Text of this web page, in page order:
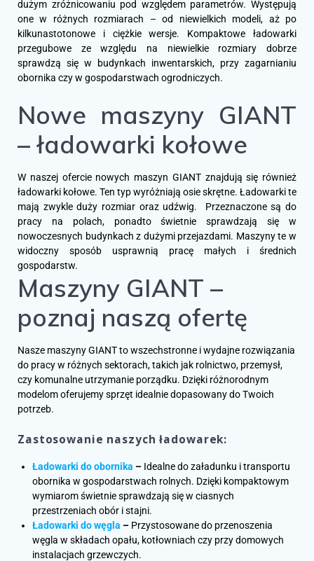
dużym zróżnicowaniu pod względem parametrów. Występują
one w różnych rozmiarach – od niewielkich modeli, aż po
kilkunastotonowe i ciężkie wersje. Kompaktowe ładowarki
przegubowe ze względu na niewielkie rozmiary dobrze
sprawdzą się w budynkach inwentarskich, przy zagarnianiu
obornika czy w gospodarstwach ogrodniczych.
Nowe maszyny GIANT
– ładowarki kołowe
W naszej ofercie nowych maszyn GIANT znajdują się również
ładowarki kołowe. Ten typ wyróżniają osie skrętne. Ładowarki te
mają zwykle duży rozmiar oraz udźwig. Przeznaczone są do
pracy na polach, ponadto świetnie sprawdzają się w
nowoczesnych budynkach z dużymi przejazdami. Maszyny te w
widoczny sposób usprawnią pracę małych i średnich
gospodarstw.
Maszyny GIANT –
poznaj naszą ofertę
Nasze maszyny GIANT to wszechstronne i wydajne rozwiązania
do pracy w różnych sektorach, takich jak rolnictwo, przemysł,
czy komunalne utrzymanie porządku. Dzięki różnorodnym
modelom oferujemy sprzęt idealnie dopasowany do Twoich
potrzeb.
Zastosowanie naszych ładowarek:
Ładowarki do obornika – Idealne do załadunku i transportu
obornika w gospodarstwach rolnych. Dzięki kompaktowym
wymiarom świetnie sprawdzają się w ciasnych
przestrzeniach obór i stajni.
Ładowarki do węgla – Przystosowane do przenoszenia
węgla w składach opału, kotłowniach czy przy domowych
instalacjach grzewczych.